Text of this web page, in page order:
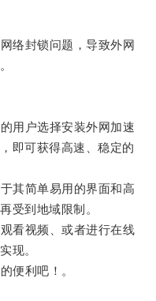
封锁问题，导致外网
户选择安装外网加速
即可获得高速、稳定的
简单易用的界面和高
受到地域限制。
看视频、或者进行在线
现。
利吧！。